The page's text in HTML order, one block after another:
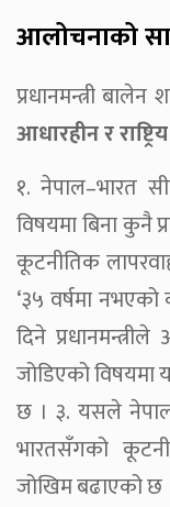
आलोचनाको
प्रधानमन्त्री
आधारहीन र
१. नेपाल–भारत
विषयमा बिना कुनै
कूटनीतिक
‘३५ वर्षमा
दिने
जोडिएको विषयमा
छ । ३. यसले
भारतसँगको
जोखिम बढाएको छ